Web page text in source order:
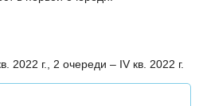
2022 г., 2 очереди – IV кв. 2022 г.